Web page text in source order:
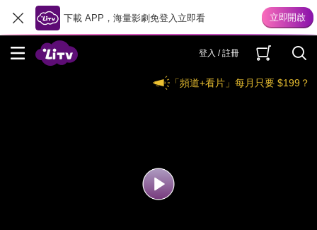
下載 APP，海量影劇免登入立即看
登入 / 註冊
「頻道+看片」每月只要 $199？